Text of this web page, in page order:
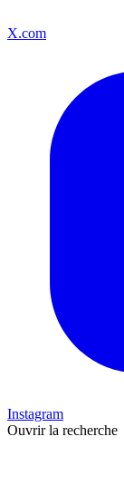
X.com
Instagram
Ouvrir la recherche